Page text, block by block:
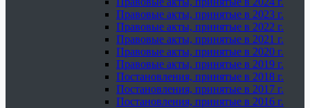
Правовые акты, принятые в 2023 г.
Правовые акты, принятые в 2022 г.
Правовые акты, принятые в 2021 г.
Правовые акты, принятые в 2020 г.
Правовые акты, принятые в 2019 г.
Постановления, принятые в 2018 г.
Постановления, принятые в 2017 г.
Постановления, принятые в 2016 г.